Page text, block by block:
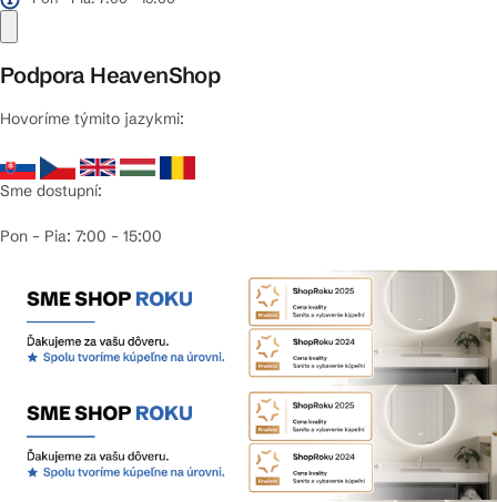
Podpora HeavenShop
Hovoríme týmito jazykmi:
Sme dostupní:
Pon – Pia: 7:00 – 15:00